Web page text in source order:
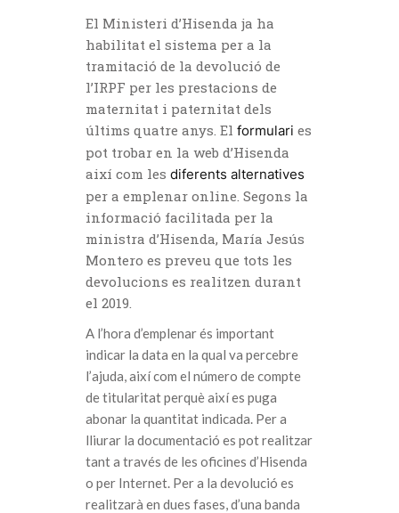
El Ministeri d’Hisenda ja ha
habilitat el sistema per a la
tramitació de la devolució de
l’IRPF per les prestacions de
maternitat i paternitat dels
últims quatre anys. El formulari es
pot trobar en la web d’Hisenda
així com les diferents alternatives
per a emplenar online. Segons la
informació facilitada per la
ministra d’Hisenda, María Jesús
Montero es preveu que tots les
devolucions es realitzen durant
el 2019.
A l’hora d’emplenar és important
indicar la data en la qual va percebre
l’ajuda, així com el número de compte
de titularitat perquè així es puga
abonar la quantitat indicada. Per a
lliurar la documentació es pot realitzar
tant a través de les oficines d’Hisenda
o per Internet. Per a la devolució es
realitzarà en dues fases, d’una banda